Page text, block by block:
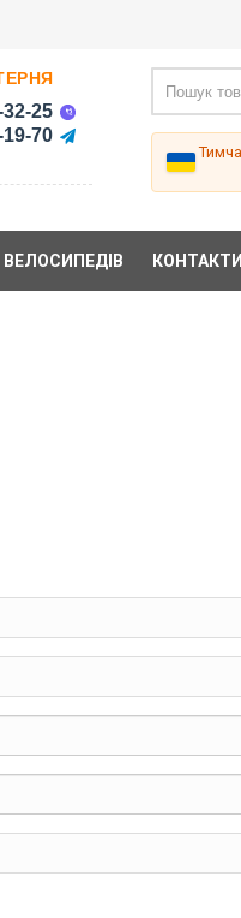
25
70
КОНТАКТИ